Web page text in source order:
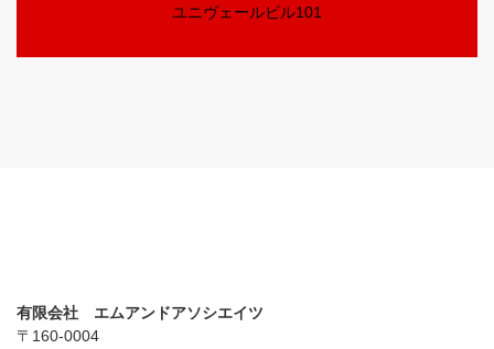
ユニヴェールビル101
有限会社 エムアンドアソシエイツ
〒160-0004